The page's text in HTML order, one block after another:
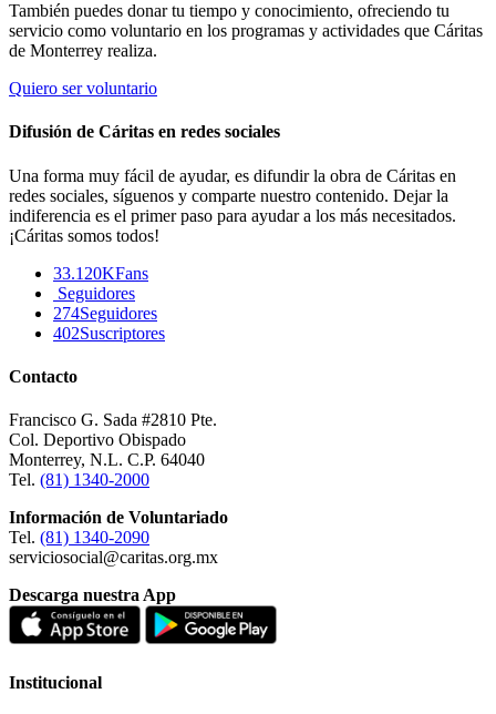
También puedes donar tu tiempo y conocimiento, ofreciendo tu
servicio como voluntario en los programas y actividades que Cáritas
de Monterrey realiza.
Quiero ser voluntario
Difusión de Cáritas en redes sociales
Una forma muy fácil de ayudar, es difundir la obra de Cáritas en
redes sociales, síguenos y comparte nuestro contenido. Dejar la
indiferencia es el primer paso para ayudar a los más necesitados.
¡Cáritas somos todos!
33.120KFans
Seguidores
274Seguidores
402Suscriptores
Contacto
Francisco G. Sada #2810 Pte.
Col. Deportivo Obispado
Monterrey, N.L. C.P. 64040
Tel. (81) 1340-2000
Información de Voluntariado
Tel. (81) 1340-2090
serviciosocial@caritas.org.mx
Descarga nuestra App
Institucional